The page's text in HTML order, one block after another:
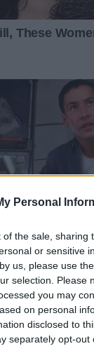
Personal
of the sale, sharing
or sensitive
us, please use
selection. Please
you may
on personal
disclosed to
separately opt-out